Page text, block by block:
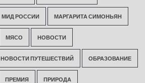
МИД РОССИИ МАРГАРИТА СИМОНЬЯН
МЯСО НОВОСТИ
НОВОСТИ ПУТЕШЕСТВИЙ ОБРАЗОВАНИЕ
ПРЕМИЯ ПРИРОДА